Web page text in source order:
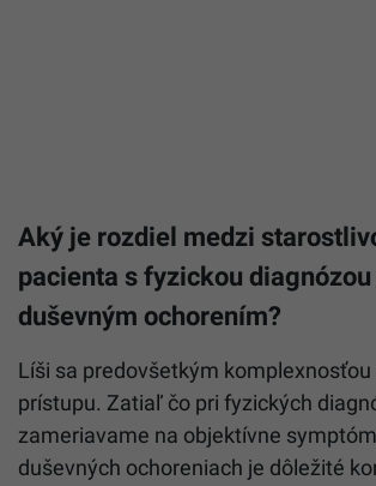
Aký je rozdiel medzi
pacienta s fyzickou
duševným ochorením?
Líši sa predovšetkým
prístupu. Zatiaľ čo pri fyzických
zameriavame na objektívne
duševných ochoreniach je dôležité